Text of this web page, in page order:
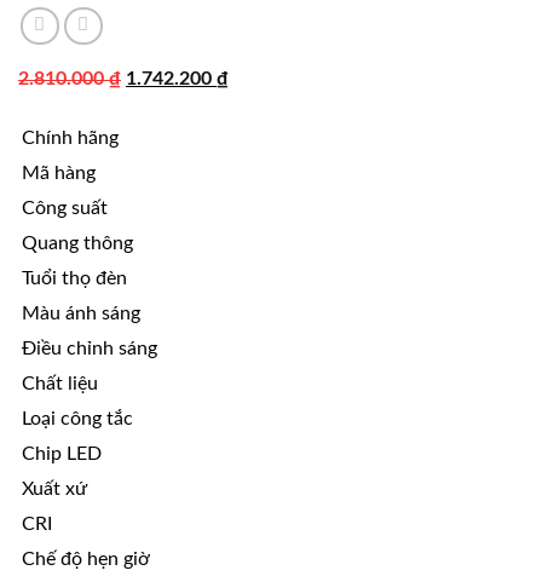
2.810.000₫ Giá
1.742.200 ₫Giá
Chính hãng
Mã hàng
Công suất
Quang thông
Tuổi thọ đèn
Màu ánh sáng
Điều chỉnh sáng
Chất liệu
Loại công tắc
Chip LED
Xuất xứ
CRI
Chế độ hẹn giờ